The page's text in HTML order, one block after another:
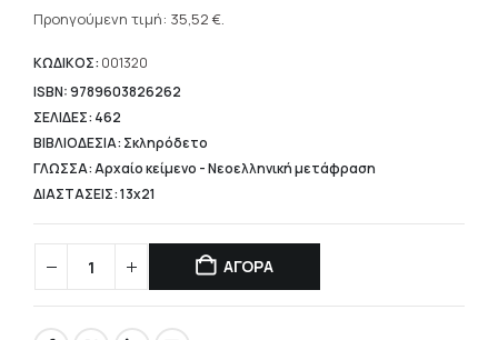
44,40 €.
τρέχουσα
είναι:
35,52 €.
Προηγούμενη τιμή: 35,52 €.
ΚΩΔΙΚΟΣ: 001320
ISBN: 9789603826262
ΣΕΛΙΔΕΣ: 462
ΒΙΒΛΙΟΔΕΣΙΑ: Σκληρόδετο
ΓΛΩΣΣΑ: Αρχαίο κείμενο - Νεοελληνική μετάφραση
ΔΙΑΣΤΑΣΕΙΣ: 13x21
ΑΓΟΡΑ